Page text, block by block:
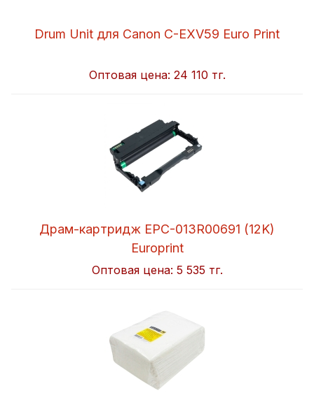
Drum Unit для Canon C-EXV59 Euro Print
Оптовая цена: 24 110 тг.
Драм-картридж EPC-013R00691 (12K)
Europrint
Оптовая цена: 5 535 тг.